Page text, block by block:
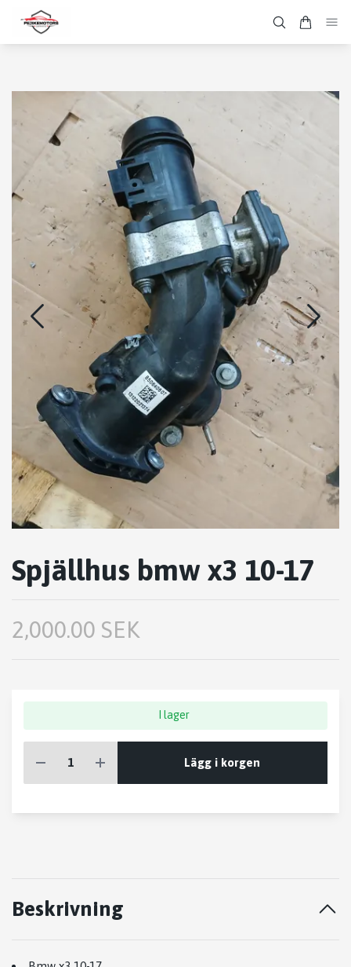
Spjällhus bmw x3 10-17
2,000.00 SEK
I lager
Lägg i korgen
Beskrivning